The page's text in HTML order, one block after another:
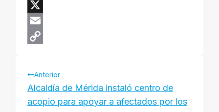
s
A
c
e
b
k
e
e
a
m
T
h
r
d
s
X
E
l
p
y
Navegación
de
Anterior
​Alcaldía de Mérida instaló centro de
acopio para apoyar a afectados por los